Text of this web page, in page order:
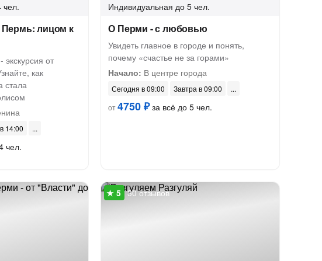
чел.
Пермь: лицом к
от
как
стала
14:00
чел.
Индивидуальная до 5 чел.
О Перми - с любовью
Увидеть главное в городе и понять,
почему «счастье не за горами»
Начало: В центре города
Сегодня в 09:00
Завтра в 09:00
от4750 ₽за всё до 5 чел.
30 отзывов